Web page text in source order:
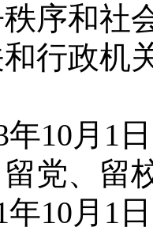
序和社
行政机
年10月1
党、留
年10月1